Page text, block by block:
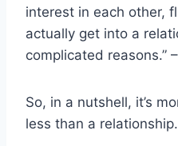
interest in each other,
actually get into a
complicated reasons.” –
So, in a nutshell, it’s
less than a